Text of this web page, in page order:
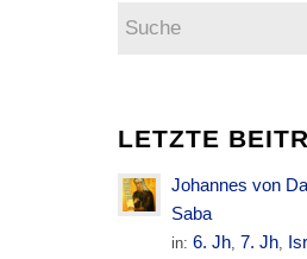
LETZTE
Johannes von
Saba
in:6. Jh, 7. Jh,